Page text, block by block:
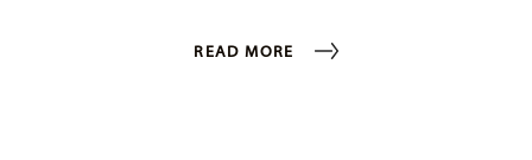
READ MORE